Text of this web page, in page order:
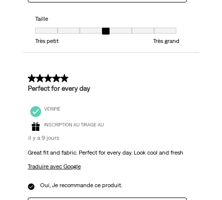
Taille
Taille, 4 sur 7, où 1 est égal à Très petit et 7 est égal à Très grand
Très petit
Très grand
5 sur 5 étoiles.
Perfect for every day
VÉRIFIÉ
INSCRIPTION AU TIRAGE AU
il y a 9 jours
Great fit and fabric. Perfect for every day. Look cool and fresh
Traduire avec Google
Oui, Je recommande ce produit.